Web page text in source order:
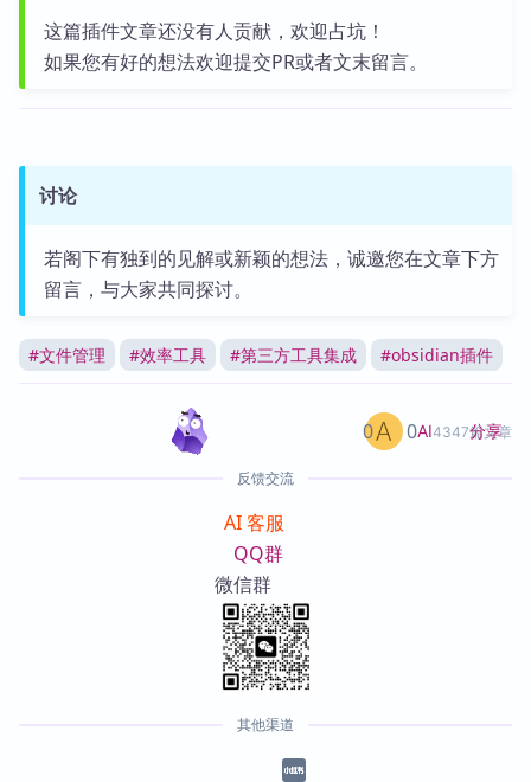
这篇插件文章还没有人贡献，欢迎占坑！
如果您有好的想法欢迎提交PR或者文末留言。
讨论
若阁下有独到的见解或新颖的想法，诚邀您在文章下方
留言，与大家共同探讨。
#文件管理 #效率工具 #第三方工具集成 #obsidian插件
AI4347篇文章
0 0 分享
反馈交流
AI 客服
QQ群
微信群
其他渠道